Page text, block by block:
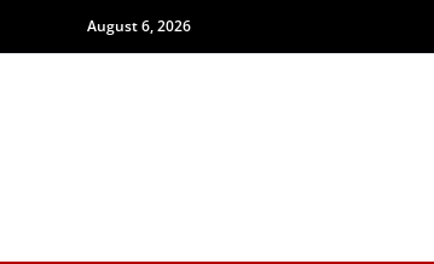
August 6, 2026